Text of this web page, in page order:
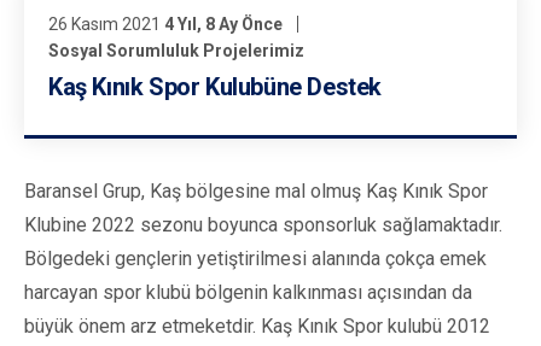
26 Kasım 2021 4 Yıl, 8 Ay Önce
Sosyal Sorumluluk Projelerimiz
Kaş Kınık Spor Kulubüne Destek
Baransel Grup, Kaş bölgesine mal olmuş Kaş Kınık Spor
Klubine 2022 sezonu boyunca sponsorluk sağlamaktadır.
Bölgedeki gençlerin yetiştirilmesi alanında çokça emek
harcayan spor klubü bölgenin kalkınması açısından da
büyük önem arz etmeketdir. Kaş Kınık Spor kulubü 2012